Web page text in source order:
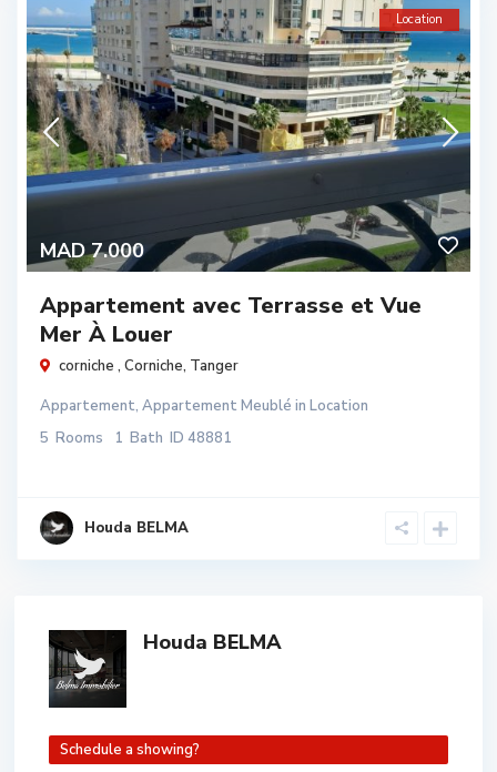
MAD 7.000
Location
Appartement avec Terrasse et Vue
Mer À Louer
corniche , Corniche, Tanger
Appartement, Appartement Meublé in Location
5 Rooms 1 Bath ID 48881
Houda BELMA
Houda BELMA
Schedule a showing?